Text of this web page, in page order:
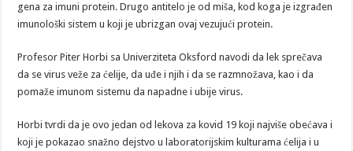
gena za imuni protein. Drugo antitelo je od miša, kod koga je izgrađen
imunološki sistem u koji je ubrizgan ovaj vezujući protein.
Profesor Piter Horbi sa Univerziteta Oksford navodi da lek sprečava
da se virus veže za ćelije, da uđe i njih i da se razmnožava, kao i da
pomaže imunom sistemu da napadne i ubije virus.
Horbi tvrdi da je ovo jedan od lekova za kovid 19 koji najviše obećava i
koji je pokazao snažno dejstvo u laboratorijskim kulturama ćelija i u